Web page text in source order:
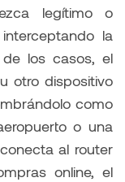
legítimo o
la
los casos, el
otro dispositivo
como
o una
al router
online, el